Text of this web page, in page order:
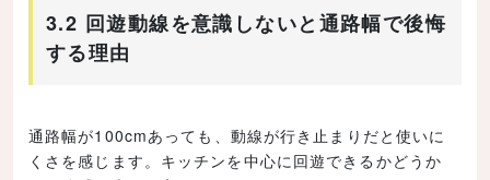
3.2 回遊動線を意識しないと通路幅で後悔
する理由
通路幅が100cmあっても、動線が行き止まりだと使いに
くさを感じます。キッチンを中心に回遊できるかどうか